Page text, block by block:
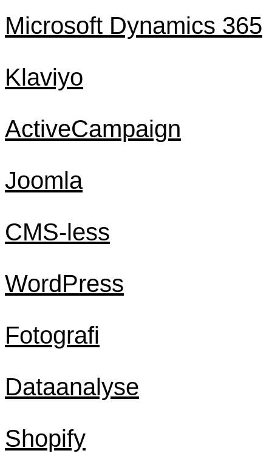
Microsoft Dynamics 365
Klaviyo
ActiveCampaign
Joomla
CMS-less
WordPress
Fotografi
Dataanalyse
Shopify